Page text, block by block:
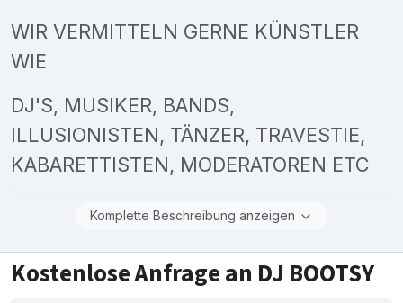
WIR VERMITTELN GERNE KÜNSTLER
WIE
DJ'S, MUSIKER, BANDS,
ILLUSIONISTEN, TÄNZER, TRAVESTIE,
KABARETTISTEN, MODERATOREN ETC
Komplette Beschreibung anzeigen
Kostenlose Anfrage an DJ BOOTSY